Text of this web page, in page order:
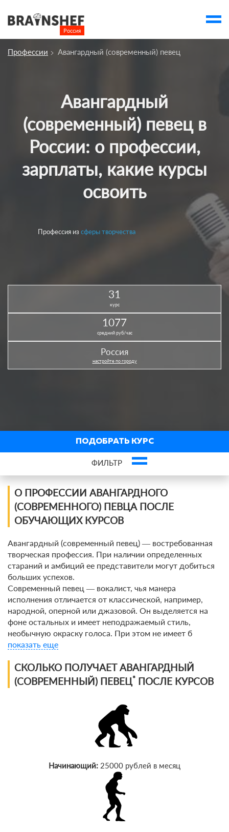
Россия
Профессии
Ивенты
Профессии Авангардный (современный) певец
Авангардный
(современный) певец в
России: о профессии,
зарплаты, какие курсы
освоить
Профессия изсферы творчества
31
курс
1077
средний руб/час
Россия
настройте по городу
О ПРОФЕССИИ АВАНГАРДНОГО
(СОВРЕМЕННОГО) ПЕВЦА ПОСЛЕ
ОБУЧАЮЩИХ КУРСОВ
Авангардный (современный певец) ― востребованная
творческая профессия. При наличии определенных
стараний и амбиций ее представители могут добиться
больших успехов.
Современный певец ― вокалист, чья манера
исполнения отличается от классической, например,
народной, оперной или джазовой. Он выделяется на
фоне остальных и имеет неподражаемый стиль,
необычную окраску голоса. При этом не имеет б
показать еще
СКОЛЬКО ПОЛУЧАЕТ АВАНГАРДНЫЙ
(СОВРЕМЕННЫЙ) ПЕВЕЦ* ПОСЛЕ КУРСОВ
Начинающий: 25000 рублей в месяц
ПОДОБРАТЬ КУРС
ФИЛЬТР
Фильтр курсов по профессии
По виду
По форме обучения
По кол-ву учеников
По оплате
По языку обучения